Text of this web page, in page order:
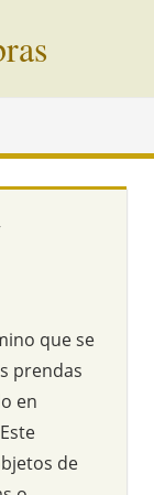
que se
prendas
en
de